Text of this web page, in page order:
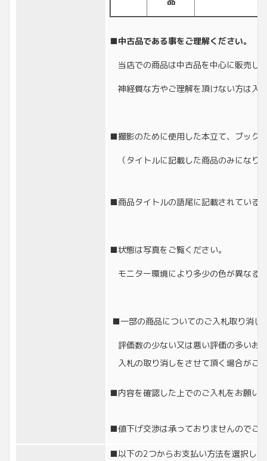
■中古品である事をご理解ください。
当店での商品は中古品を中心に販売し
神経質な方やご理解を頂けない方は入
■撮影のために使用した本立て、ブック
（タイトルに記載した商品のみになり
■商品タイトルの語尾に記載されている
■状態は写真をご覧ください。
モニター環境により多少の色が異なる
■一部の商品についてのご入札取り消し
評価数の少ない又は悪い評価の多いお
入札の取り消しをさせて頂く場合がご
■内容を確認した上でのご入札をお願い
■値下げ交渉は承っておりませんのでご
■以下の2つからお支払い方法を選択し